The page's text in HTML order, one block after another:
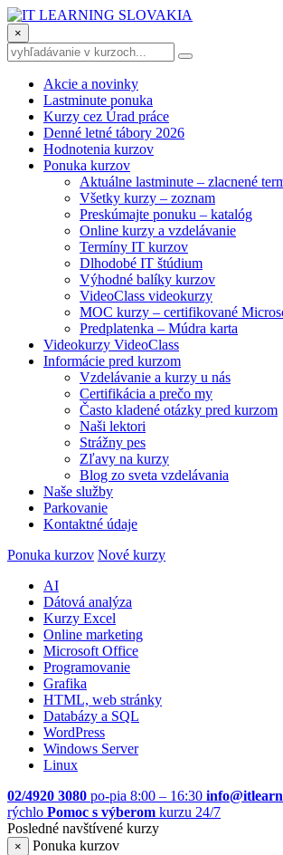
×
Akcie a novinky
Lastminute ponuka
Kurzy cez Úrad práce
Denné letné tábory 2026
Hodnotenia kurzov
Ponuka kurzov
Aktuálne lastminute – zlacnené
Všetky kurzy – zoznam
Preskúmajte ponuku – katalóg
Online kurzy a vzdelávanie
Termíny IT kurzov
Dlhodobé IT štúdium
Výhodné balíky kurzov
VideoClass videokurzy
MOC kurzy – certifikované
Predplatenka – Múdra karta
Videokurzy VideoClass
Informácie pred kurzom
Vzdelávanie a kurzy u nás
Certifikácia a prečo my
Často kladené otázky pred kurzom
Naši lektori
Strážny pes
Zľavy na kurzy
Blog zo sveta vzdelávania
Naše služby
Parkovanie
Kontaktné údaje
Ponuka kurzov Nové kurzy
AI
Dátová analýza
Kurzy Excel
Online marketing
Microsoft Office
Programovanie
Grafika
HTML, web stránky
Databázy a SQL
WordPress
Windows Server
Linux
02/4920 3080 po-pia 8:00 – 16:30
rýchlo Pomoc s výberom kurzu 24/7
Posledné navštívené kurzy
×
Ponuka kurzov